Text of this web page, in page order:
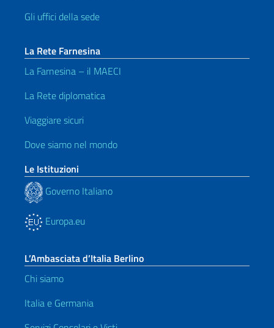
Gli uffici della sede
La Rete Farnesina
La Farnesina – il MAECI
La Rete diplomatica
Viaggiare sicuri
Dove siamo nel mondo
Le Istituzioni
Governo Italiano
Europa.eu
L’Ambasciata d’Italia Berlino
Chi siamo
Italia e Germania